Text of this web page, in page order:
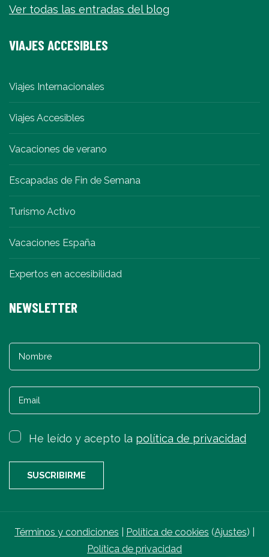
Ver todas las entradas del blog
VIAJES ACCESIBLES
Viajes Internacionales
Viajes Accesibles
Vacaciones de verano
Escapadas de Fin de Semana
Turismo Activo
Vacaciones España
Expertos en accesibilidad
NEWSLETTER
He leído y acepto la política de privacidad
Términos y condiciones Política de cookies (Ajustes) |
Política de privacidad